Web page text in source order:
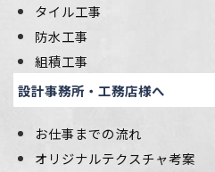
タイル工事
防水工事
組積工事
設計事務所・工務店様へ
お仕事までの流れ
オリジナルテクスチャ考案